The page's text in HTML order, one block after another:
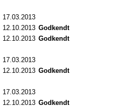
17.03.2013
12.10.2013 Godkendt
12.10.2013 Godkendt
17.03.2013
12.10.2013 Godkendt
17.03.2013
12.10.2013 Godkendt